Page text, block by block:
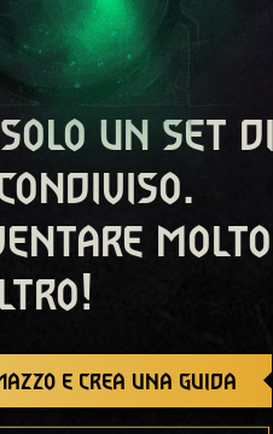
un set di
molto
e crea una guida